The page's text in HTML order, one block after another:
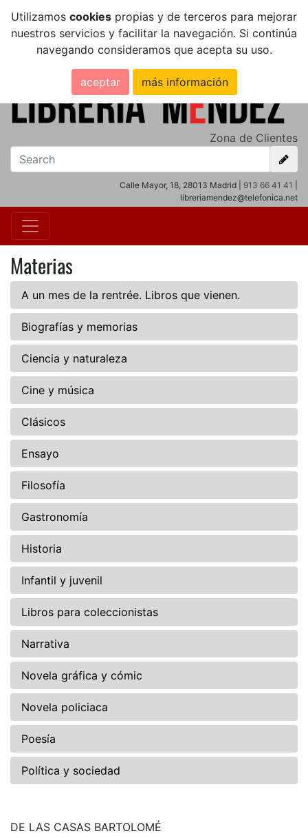
Utilizamos cookies propias y de terceros para mejorar
nuestros servicios y facilitar la navegación. Si continúa
navegando consideramos que acepta su uso.
aceptar más información
Zona de Clientes
Calle Mayor, 18, 28013 Madrid | 913 66 41 41
libreriamendez@telefonica.net
Materias
A un mes de la rentrée. Libros que vienen.
Biografías y memorias
Ciencia y naturaleza
Cine y música
Clásicos
Ensayo
Filosofía
Gastronomía
Historia
Infantil y juvenil
Libros para coleccionistas
Narrativa
Novela gráfica y cómic
Novela policiaca
Poesía
Política y sociedad
DE LAS CASAS BARTOLOMÉ